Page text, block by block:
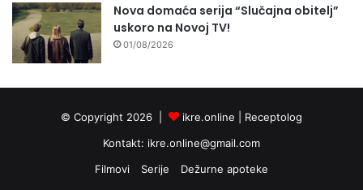
Nova domaća serija “Slučajna obitelj”
uskoro na Novoj TV!
01/08/2026
© Copyright 2026 | ikre.online | Receptolog
Kontakt: ikre.online@gmail.com
Filmovi
Serije Dežurne apoteke